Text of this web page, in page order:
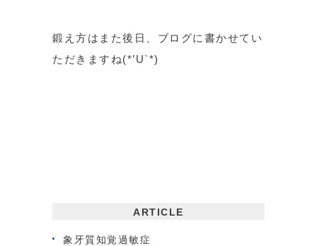
鍛え方はまた後日、ブログに書かせてい
ただきますね(*’U`*)
ARTICLE
象牙質知覚過敏症